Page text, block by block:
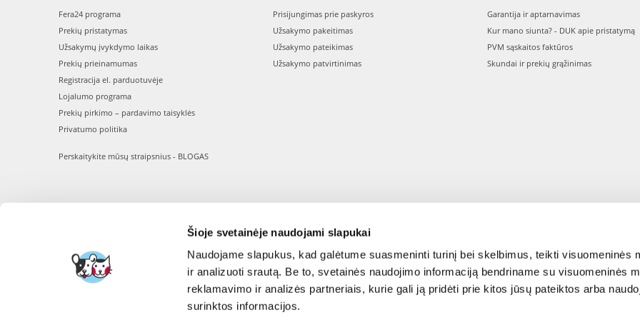
Šioje svetainėje naudojami slapukai
Naudojame slapukus, kad galėtume suasmeninti turinį bei skelbimus, teikti visuomeninės
ir analizuoti srautą. Be to, svetainės naudojimo informaciją bendriname su visuomeninės
reklamavimo ir analizės partneriais, kurie gali ją pridėti prie kitos jūsų pateiktos arba
surinktos informacijos.
Fera24 programa
Prekių pristatymas
Užsakymų įvykdymo laikas
Prekių prieinamumas
Registracija el. parduotuvėje
Lojalumo programa
Prekių pirkimo – pardavimo taisyklės
Privatumo politika
Perskaitykite mūsų straipsnius - BLOGAS
Prisijungimas prie paskyros
Užsakymo pakeitimas
Užsakymo pateikimas
Užsakymo patvirtinimas
Garantija ir aptarnavimas
Kur mano siunta? - DUK apie pristatymą
PVM sąskaitos faktūros
Skundai ir prekių grąžinimas